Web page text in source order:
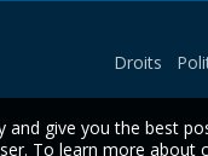
Droits
give you the best
To learn more about